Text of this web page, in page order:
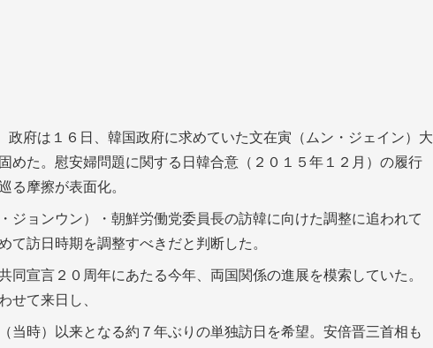
政府は１６日、韓国政府に求めていた文在寅（ムン・ジェイン）大
めた。慰安婦問題に関する日韓合意（２０１５年１２月）の履行
る摩擦が表面化。
ジョンウン）・朝鮮労働党委員長の訪韓に向けた調整に追われて
て訪日時期を調整すべきだと判断した。
同宣言２０周年にあたる今年、両国関係の進展を模索していた。
せて来日し、
当時）以来となる約７年ぶりの単独訪日を希望。安倍晋三首相も